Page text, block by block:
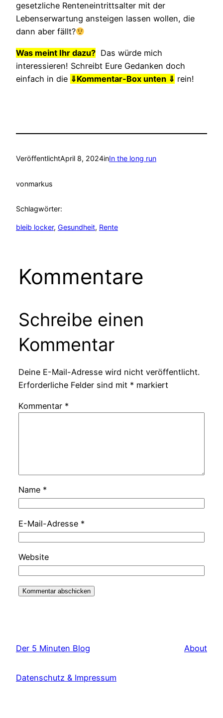
gesetzliche Renteneintrittsalter mit der
Lebenserwartung ansteigen lassen wollen, die
dann aber fällt?
Was meint Ihr dazu? Das würde mich
interessieren! Schreibt Eure Gedanken doch
einfach in die ⇓Kommentar-Box unten ⇓ rein!
VeröffentlichtApril 8, 2024inIn the long run
vonmarkus
Schlagwörter:
bleib locker, Gesundheit, Rente
Kommentare
Schreibe einen
Kommentar
Deine E-Mail-Adresse wird nicht veröffentlicht.
Erforderliche Felder sind mit * markiert
Kommentar *
Name *
E-Mail-Adresse *
Website
Der 5 Minuten Blog About
Datenschutz & Impressum